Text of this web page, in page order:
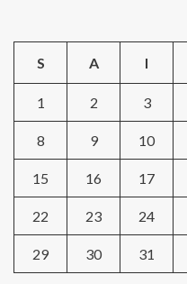
S A I
1 2 3
8 9 10
15 16 17
22 23 24
29 30 31